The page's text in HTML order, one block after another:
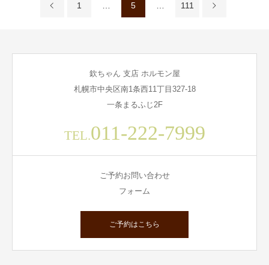
1 5 111
欽ちゃん 支店 ホルモン屋
札幌市中央区南1条西11丁目327-18
一条まるふじ2F
TEL.011-222-7999
ご予約お問い合わせ
フォーム
ご予約はこちら